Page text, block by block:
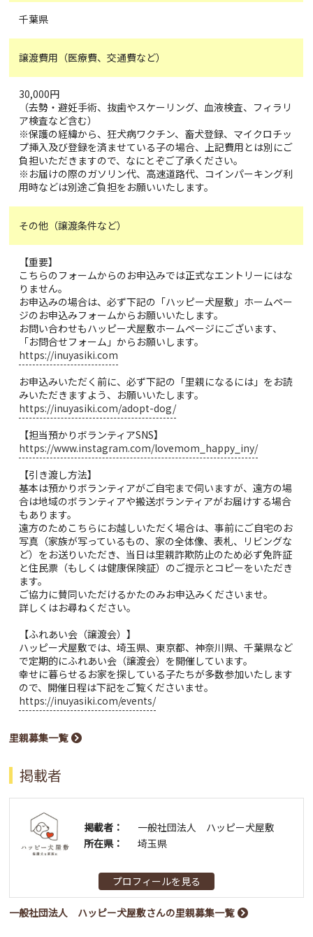
千葉県
譲渡費用（医療費、交通費など）
30,000円
（去勢・避妊手術、抜歯やスケーリング、血液検査、フィラリ
ア検査など含む）
※保護の経緯から、狂犬病ワクチン、畜犬登録、マイクロチッ
プ挿入及び登録を済ませている子の場合、上記費用とは別にご
負担いただきますので、なにとぞご了承ください。
※お届けの際のガソリン代、高速道路代、コインパーキング利
用時などは別途ご負担をお願いいたします。
その他（譲渡条件など）
【重要】
こちらのフォームからのお申込みでは正式なエントリーにはな
りません。
お申込みの場合は、必ず下記の「ハッピー犬屋敷」ホームペー
ジのお申込みフォームからお願いいたします。
お問い合わせもハッピー犬屋敷ホームページにございます、
「お問合せフォーム」からお願いします。
https://inuyasiki.com
お申込みいただく前に、必ず下記の「里親になるには」をお読
みいただきますよう、お願いいたします。
https://inuyasiki.com/adopt-dog/
【担当預かりボランティアSNS】
https://www.instagram.com/lovemom_happy_iny/
【引き渡し方法】
基本は預かりボランティアがご自宅まで伺いますが、遠方の場
合は地域のボランティアや搬送ボランティアがお届けする場合
もあります。
遠方のためこちらにお越しいただく場合は、事前にご自宅のお
写真（家族が写っているもの、家の全体像、表札、リビングな
ど）をお送りいただき、当日は里親詐欺防止のため必ず免許証
と住民票（もしくは健康保険証）のご提示とコピーをいただき
ます。
ご協力に賛同いただけるかたのみお申込みくださいませ。
詳しくはお尋ねください。
【ふれあい会（譲渡会）】
ハッピー犬屋敷では、埼玉県、東京都、神奈川県、千葉県など
で定期的にふれあい会（譲渡会）を開催しています。
幸せに暮らせるお家を探している子たちが多数参加いたします
ので、開催日程は下記をご覧くださいませ。
https://inuyasiki.com/events/
里親募集一覧
掲載者
掲載者：
一般社団法人 ハッピー犬屋敷
所在県：
埼玉県
プロフィールを見る
一般社団法人 ハッピー犬屋敷さんの里親募集一覧